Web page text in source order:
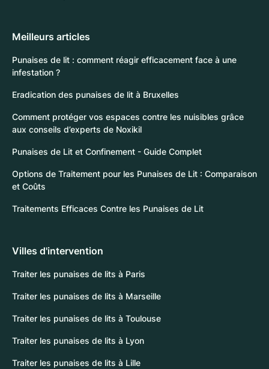
Meilleurs articles
Punaises de lit : comment réagir efficacement face à une
infestation ?
Eradication des punaises de lit à Bruxelles
Comment protéger vos espaces contre les nuisibles grâce
aux conseils d’experts de Noxikil
Punaises de Lit et Confinement - Guide Complet
Options de Traitement pour les Punaises de Lit : Comparaison
et Coûts
Traitements Efficaces Contre les Punaises de Lit
Villes d'intervention
Traiter les punaises de lits à Paris
Traiter les punaises de lits à Marseille
Traiter les punaises de lits à Toulouse
Traiter les punaises de lits à Lyon
Traiter les punaises de lits à Lille